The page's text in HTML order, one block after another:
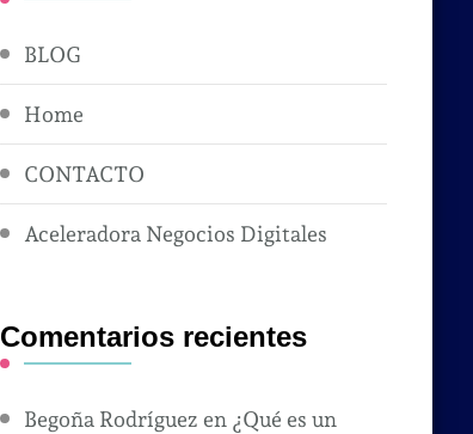
BLOG
Home
CONTACTO
Aceleradora Negocios Digitales
Comentarios recientes
Begoña Rodríguez en ¿Qué es un